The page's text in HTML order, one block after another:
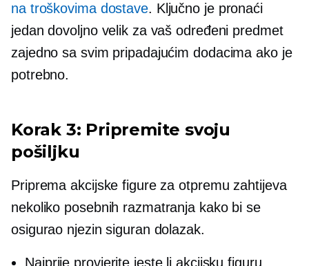
na troškovima dostave. Ključno je pronaći
jedan dovoljno velik za vaš određeni predmet
zajedno sa svim pripadajućim dodacima ako je
potrebno.
Korak 3: Pripremite svoju
pošiljku
Priprema akcijske figure za otpremu zahtijeva
nekoliko posebnih razmatranja kako bi se
osigurao njezin siguran dolazak.
Najprije provjerite jeste li akcijsku figuru